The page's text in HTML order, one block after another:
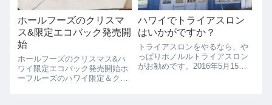
ホールフーズのクリスマ
ス&限定エコバック発売開
始
ホールフーズのクリスマス&ハ
ワイ限定エコバック発売開始ホ
ーフルーズのハワイ限定＆クリ
ハワイでトライアスロン
はいかがですか？
トライアスロンをやるなら、や
っぱりホノルルトライアスロン
がお勧めです。2016年5月15日